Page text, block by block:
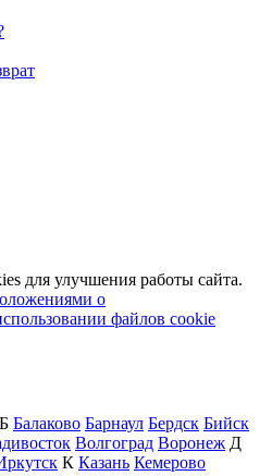
для улучшения работы сайта.
о
файлов cookie
Б Балаково Барнаул Бердск Бийск
Волгоград Воронеж Д
К Казань Кемерово